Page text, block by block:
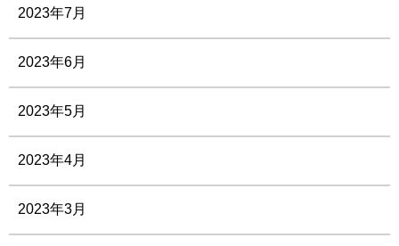
2023年7月
2023年6月
2023年5月
2023年4月
2023年3月